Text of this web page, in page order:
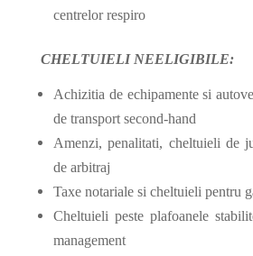
centrelor respiro
CHELTUIELI NEELIGIBILE:
Achizitia de echipamente si
de transport second-hand
Amenzi, penalitati, cheltuieli de
de arbitraj
Taxe notariale si cheltuieli pentru
Cheltuieli peste plafoanele
management